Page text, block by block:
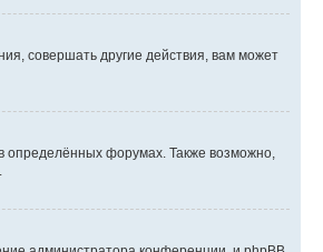
совершать другие действия, вам может
форумах. Также возможно,